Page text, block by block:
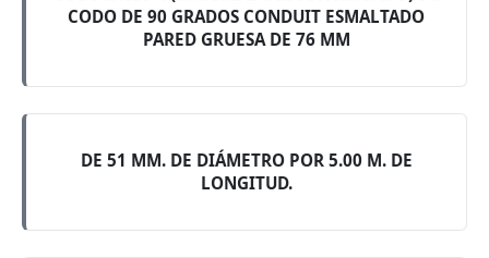
CODO DE 90 GRADOS CONDUIT ESMALTADO
PARED GRUESA DE 76 MM
DE 51 MM. DE DIÁMETRO POR 5.00 M. DE
LONGITUD.